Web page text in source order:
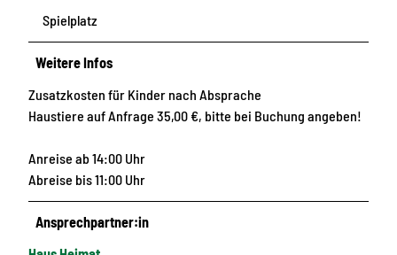
Spielplatz
Weitere Infos
Zusatzkosten für Kinder nach Absprache
Haustiere auf Anfrage 35,00 €, bitte bei Buchung angeben!
Anreise ab 14:00 Uhr
Abreise bis 11:00 Uhr
Ansprechpartner:in